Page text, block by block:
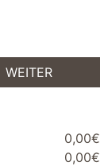
WEITER
0,00€
0,00€